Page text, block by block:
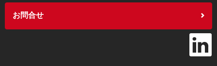
お問合せ